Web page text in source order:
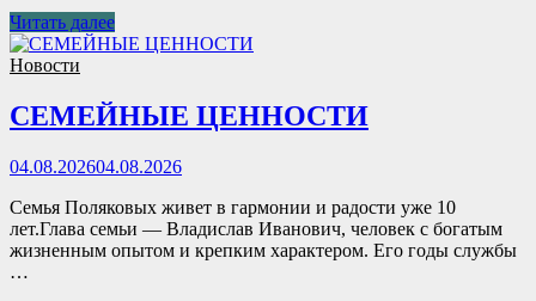
Читать далее
Новости
СЕМЕЙНЫЕ ЦЕННОСТИ
04.08.202604.08.2026
Семья Поляковых живет в гармонии и радости уже 10
лет.Глава семьи — Владислав Иванович, человек с богатым
жизненным опытом и крепким характером. Его годы службы
…